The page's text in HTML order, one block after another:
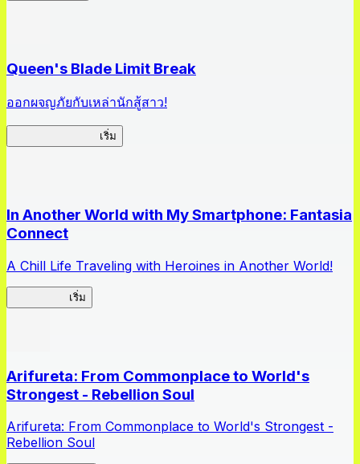
Queen's Blade Limit Break
ออกผจญภัยกับเหล่านักสู้สาว!
เริ่ม
In Another World with My Smartphone: Fantasia
Connect
A Chill Life Traveling with Heroines in Another World!
เริ่ม
Arifureta: From Commonplace to World's
Strongest - Rebellion Soul
Arifureta: From Commonplace to World's Strongest -
Rebellion Soul